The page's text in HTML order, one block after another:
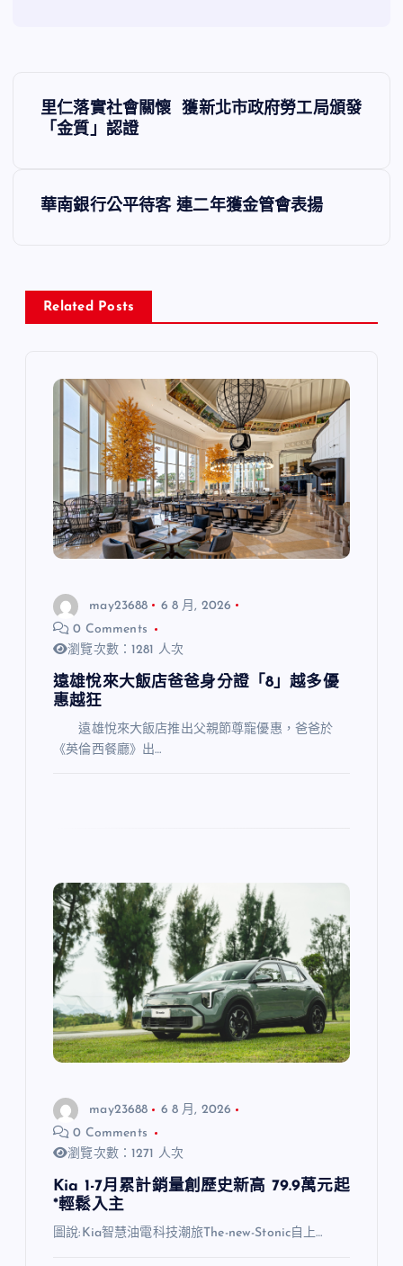
文
覽
里仁落實社會關懷 獲新北市政府勞工局頒發
「金質」認證
華南銀行公平待客 連二年獲金管會表揚
Related Posts
may23688
6 8 月, 2026
0 Comments
瀏覽次數：1281 人次
遠雄悅來大飯店爸爸身分證「8」越多優
惠越狂
遠雄悅來大飯店推出父親節尊寵優惠，爸爸於
《英倫西餐廳》出…
may23688
6 8 月, 2026
0 Comments
瀏覽次數：1271 人次
Kia 1-7月累計銷量創歷史新高 79.9萬元起
*輕鬆入主
圖說:Kia智慧油電科技潮旅The-new-Stonic自上…